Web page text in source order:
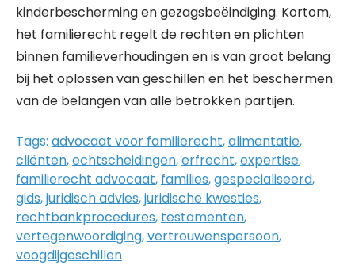
kinderbescherming en gezagsbeëindiging. Kortom,
het familierecht regelt de rechten en plichten
binnen familieverhoudingen en is van groot belang
bij het oplossen van geschillen en het beschermen
van de belangen van alle betrokken partijen.
Tags: advocaat voor familierecht,alimentatie,
cliënten,echtscheidingen,erfrecht,expertise,
familierecht advocaat, families,gespecialiseerd,
gids,juridisch advies,juridische kwesties,
rechtbankprocedures, testamenten,
vertegenwoordiging,vertrouwenspersoon,
voogdijgeschillen